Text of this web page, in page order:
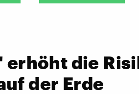
erhöht die
der Erde